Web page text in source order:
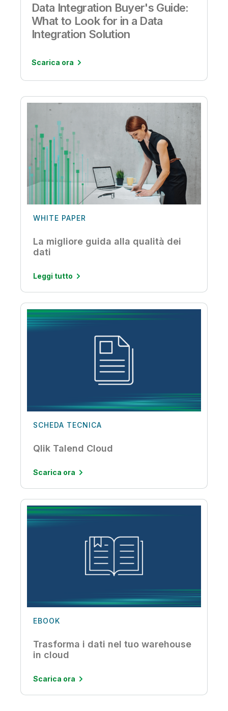
Data Integration Buyer's Guide:
What to Look for in a Data
Integration Solution
Scarica ora
WHITE PAPER
La migliore guida alla qualità dei
dati
Leggi tutto
SCHEDA TECNICA
Qlik Talend Cloud
Scarica ora
EBOOK
Trasforma i dati nel tuo warehouse
in cloud
Scarica ora